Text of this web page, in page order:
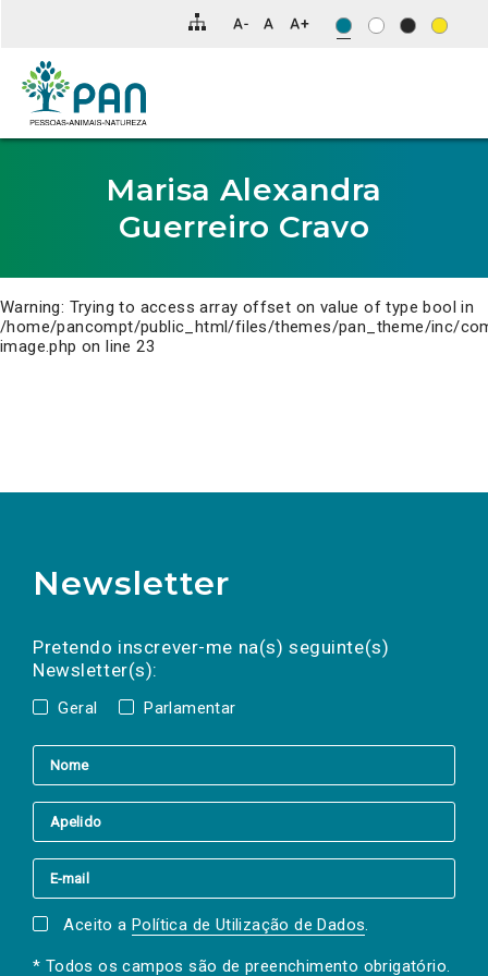
para
conteúdo
principal
da
Marisa Alexandra
Guerreiro Cravo
Warning: Trying to access array offset on value of type bool in
/home/pancompt/public_html/files/themes/pan_theme/inc/
image.php on line23
Newsletter
Pretendo inscrever-me na(s) seguinte(s)
Newsletter(s):
Geral Parlamentar
a(s) newsletter(s).
mail
Aceito a Política de Utilização de Dados.
* Todos os campos são de preenchimento obrigatório.